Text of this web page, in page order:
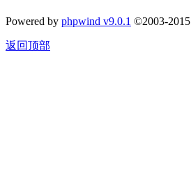
Powered by phpwind v9.0.1 ©2003-2015
返回顶部